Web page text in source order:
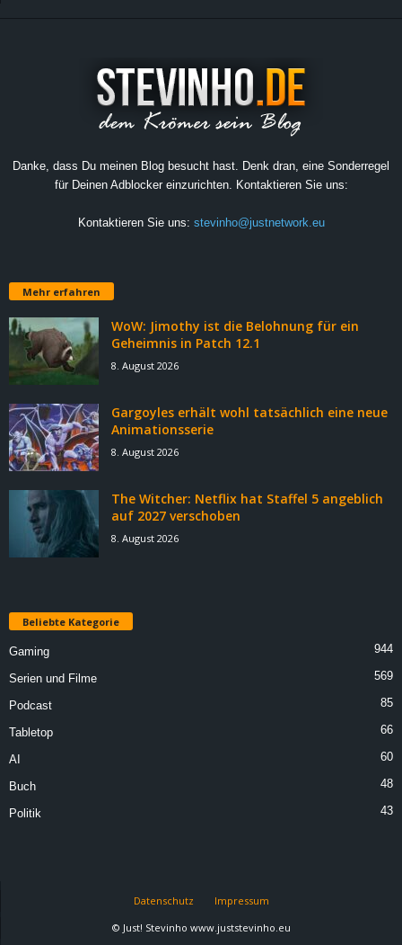
Danke, dass Du meinen Blog besucht hast. Denk dran, eine Sonderregel
für Deinen Adblocker einzurichten. Kontaktieren Sie uns:
Kontaktieren Sie uns: stevinho@justnetwork.eu
Mehr erfahren
WoW: Jimothy ist die Belohnung für ein
Geheimnis in Patch 12.1
8. August 2026
Gargoyles erhält wohl tatsächlich eine neue
Animationsserie
8. August 2026
The Witcher: Netflix hat Staffel 5 angeblich
auf 2027 verschoben
8. August 2026
Beliebte Kategorie
Gaming 944
Serien und Filme 569
Podcast 85
Tabletop 66
AI 60
Buch 48
Politik 43
Datenschutz
Impressum
© Just! Stevinho www.juststevinho.eu